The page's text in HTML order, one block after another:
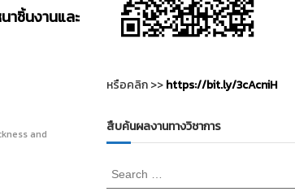
าชิ้นงานและ
and
หรือคลิก >>https://bit.ly/3cAcniH
สืบค้นผลงานทางวิชาการ
S
e